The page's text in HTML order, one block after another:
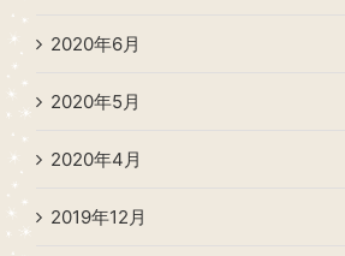
2020年6月
2020年5月
2020年4月
2019年12月